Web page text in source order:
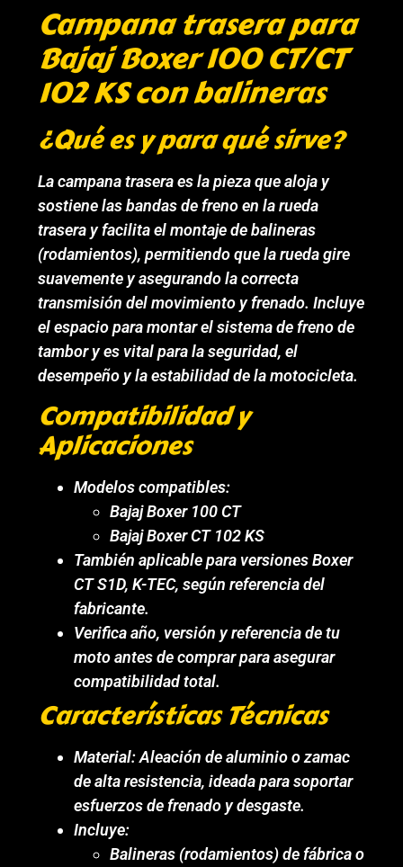
Campana trasera para
Bajaj Boxer 100 CT/CT
102 KS con balineras
¿Qué es y para qué sirve?
La campana trasera es la pieza que aloja y
sostiene las bandas de freno en la rueda
trasera y facilita el montaje de balineras
(rodamientos), permitiendo que la rueda gire
suavemente y asegurando la correcta
transmisión del movimiento y frenado. Incluye
el espacio para montar el sistema de freno de
tambor y es vital para la seguridad, el
desempeño y la estabilidad de la motocicleta.
Compatibilidad y
Aplicaciones
Modelos compatibles:
Bajaj Boxer 100 CT
Bajaj Boxer CT 102 KS
También aplicable para versiones Boxer
CT S1D, K-TEC, según referencia del
fabricante.
Verifica año, versión y referencia de tu
moto antes de comprar para asegurar
compatibilidad total.
Características Técnicas
Material: Aleación de aluminio o zamac
de alta resistencia, ideada para soportar
esfuerzos de frenado y desgaste.
Incluye:
Balineras (rodamientos) de fábrica o